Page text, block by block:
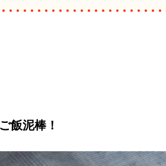
飯泥棒！